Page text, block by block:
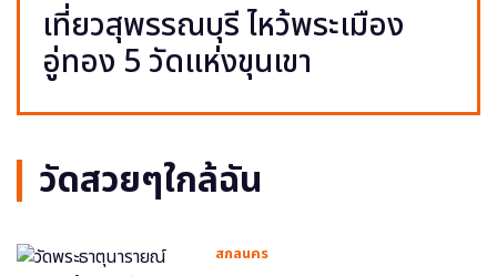
เที่ยวสุพรรณบุรี ไหว้พระเมือง
อู่ทอง 5 วัดแห่งขุนเขา
วัดสวยๆใกล้ฉัน
สกลนคร